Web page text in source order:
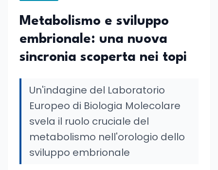
Metabolismo e sviluppo
embrionale: una nuova
sincronia scoperta nei topi
Un'indagine del Laboratorio
Europeo di Biologia Molecolare
svela il ruolo cruciale del
metabolismo nell'orologio dello
sviluppo embrionale